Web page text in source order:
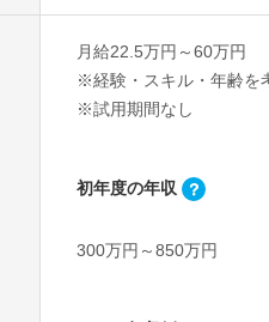
月給22.5万円～60万円
※経験・スキル・年齢を
※試用期間なし
初年度の年収
300万円～850万円